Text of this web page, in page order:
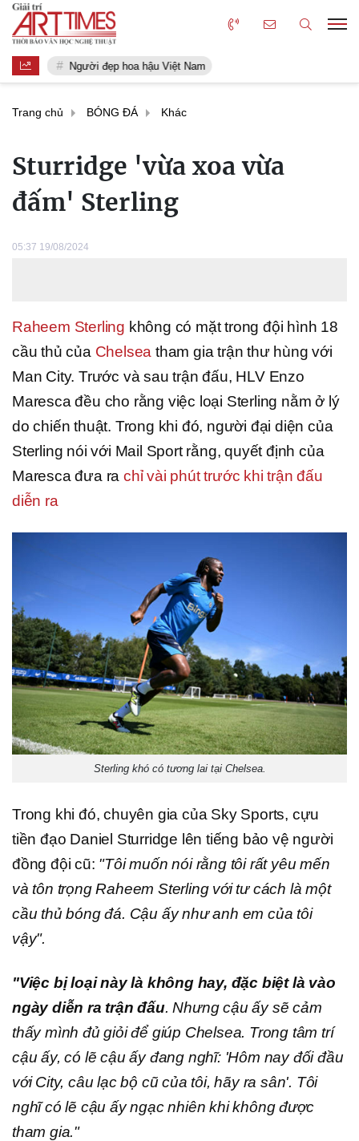
Người đẹp hoa hậu Việt Nam
Trang chủ BÓNG ĐÁ Khác
Sturridge 'vừa xoa vừa
đấm' Sterling
05:37 19/08/2024
Raheem Sterling không có mặt trong đội hình 18
cầu thủ của Chelsea tham gia trận thư hùng với
Man City. Trước và sau trận đấu, HLV Enzo
Maresca đều cho rằng việc loại Sterling nằm ở lý
do chiến thuật. Trong khi đó, người đại diện của
Sterling nói với Mail Sport rằng, quyết định của
Maresca đưa rachỉ vài phút trước khi trận đấu
diễn ra
Sterling khó có tương lai tại Chelsea.
Trong khi đó, chuyên gia của Sky Sports, cựu
tiền đạo Daniel Sturridge lên tiếng bảo vệ người
đồng đội cũ: "Tôi muốn nói rằng tôi rất yêu mến
và tôn trọng Raheem Sterling với tư cách là một
cầu thủ bóng đá. Cậu ấy như anh em của tôi
vậy".
"Việc bị loại này là không hay, đặc biệt là vào
ngày diễn ra trận đấu. Nhưng cậu ấy sẽ cảm
thấy mình đủ giỏi để giúp Chelsea. Trong tâm trí
cậu ấy, có lẽ cậu ấy đang nghĩ: 'Hôm nay đối đầu
với City, câu lạc bộ cũ của tôi, hãy ra sân'. Tôi
nghĩ có lẽ cậu ấy ngạc nhiên khi không được
tham gia."